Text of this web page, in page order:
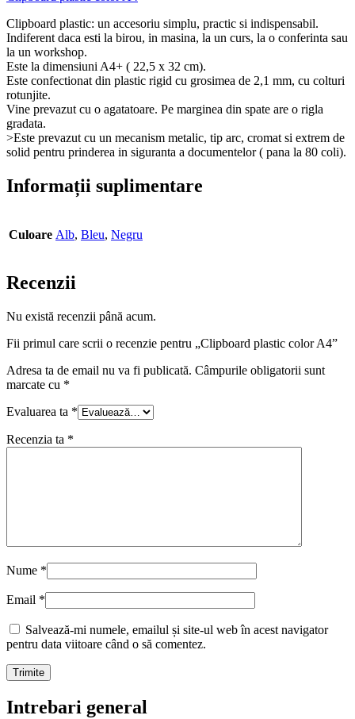
Clipboard plastic: un accesoriu simplu, practic si indispensabil.
Indiferent daca esti la birou, in masina, la un curs, la o conferinta sau
la un workshop.
Este la dimensiuni A4+ ( 22,5 x 32 cm).
Este confectionat din plastic rigid cu grosimea de 2,1 mm, cu colturi
rotunjite.
Vine prevazut cu o agatatoare. Pe marginea din spate are o rigla
gradata.
>Este prevazut cu un mecanism metalic, tip arc, cromat si extrem de
solid pentru prinderea in siguranta a documentelor ( pana la 80 coli).
Informații suplimentare
Culoare Alb, Bleu, Negru
Recenzii
Nu există recenzii până acum.
Fii primul care scrii o recenzie pentru „Clipboard plastic color A4”
Adresa ta de email nu va fi publicată. Câmpurile obligatorii sunt
marcate cu *
Evaluarea ta *
Recenzia ta *
Nume *
Email *
Salvează-mi numele, emailul și site-ul web în acest navigator
pentru data viitoare când o să comentez.
Intrebari general